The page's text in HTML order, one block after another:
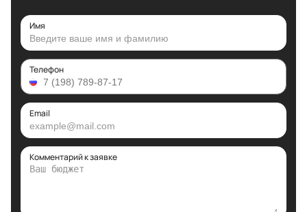
Имя
Телефон
Email
Комментарий к заявке